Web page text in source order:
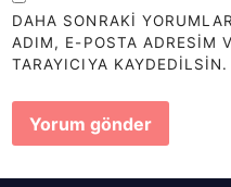
DAHA SONRAKI
ADIM, E-POSTA ADRESIM
TARAYICIYA KAYDEDILSIN.